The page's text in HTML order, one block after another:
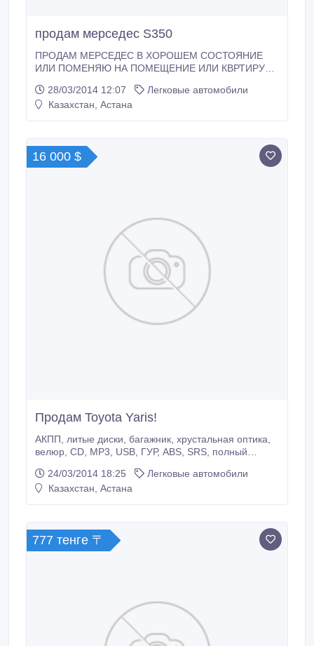
продам мерседес S350
ПРОДАМ МЕРСЕДЕС В ХОРОШЕМ СОСТОЯНИЕ
ИЛИ ПОМЕНЯЮ НА ПОМЕЩЕНИЕ ИЛИ КВРТИРУ
28/03/2014 12:07
Легковые автомобили
Казахстан, Астана
16 000 $
Продам Toyota Yaris!
АКПП, литые диски, багажник, хрустальная оптика,
велюр, CD, MP3, USB, ГУР, ABS, SRS, полный
давления в шинах, налог уплачен, техосмотр
пройден, вложений не требует Американец. В
24/03/2014 18:25
Легковые автомобили
Казахстан, Астана
777 тенге 〒